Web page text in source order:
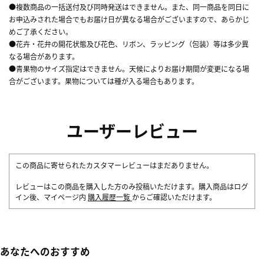
●複数商品の一括送付及び同時発送はできません。また、同一商品を同日に
お申込みされた場合でもお届け日が異なる場合がございますので、あらかじ
めご了承ください。
●花卉・花弁の開花状態及び花色、リボン、ラッピング（包装）等は多少異
なる場合があります。
●青果物のサイズ指定はできません。天候によりお届け期間が変更になる場
合がございます。果物については種が入る場合もあります。
ユーザーレビュー
この商品に寄せられたカスタマーレビューはまだありません。
レビューはこの商品を購入した方のみ投稿いただけます。購入商品はログ
イン後、マイページ内 購入履歴一覧 からご確認いただけます。
あなたへのおすすめ